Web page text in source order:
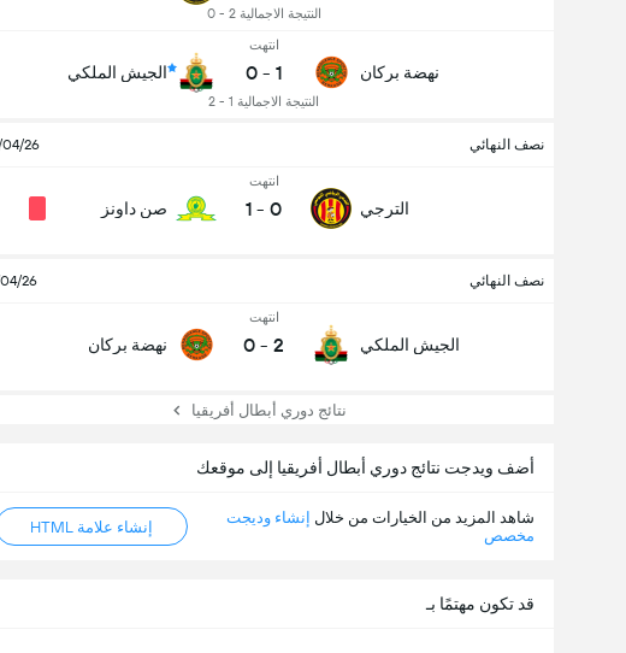
النتيجة الاجمالية 2 - 0
نهضة بركان
انتهت
1
-
0
النتيجة الاجمالية 1 - 2
الجيش الملكي
نصف النهائي 04/26
الترجي
انتهت
0
-
1 صن داونز
نصف النهائي 04/26
الجيش الملكي
انتهت
2
-
0 نهضة بركان
نتائج دوري أبطال أفريقيا
أضف ويدجت نتائج دوري أبطال أفريقيا إلى موقعك
شاهد المزيد من الخيارات من خلال إنشاء وديجت
مخصص
إنشاء علامة HTML
قد تكون مهتمًا بـ